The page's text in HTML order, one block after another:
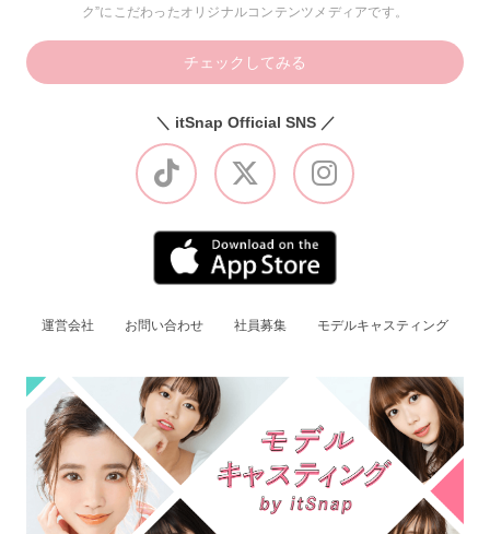
ク”にこだわったオリジナルコンテンツメディアです。
チェックしてみる
＼ itSnap Official SNS ／
運営会社 お問い合わせ 社員募集 モデルキャスティング